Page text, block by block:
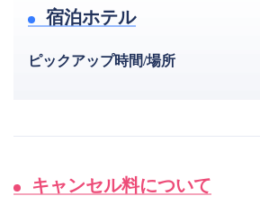
宿泊ホテル
ピックアップ時間/場所
キャンセル料について